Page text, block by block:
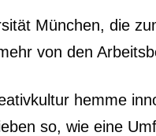
München, die
von den
hemme
so, wie eine